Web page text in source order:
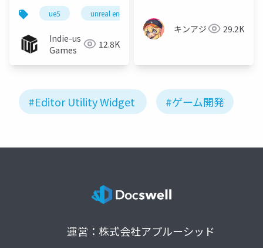
ue5 unreal engine
Indie-us
Games
12.8K
キンアジ 29.2K
#Editor Utility Widget #ゲーム開発
運営：株式会社アプルーシッド